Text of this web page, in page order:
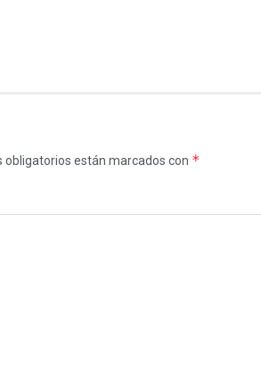
obligatorios están marcados con *